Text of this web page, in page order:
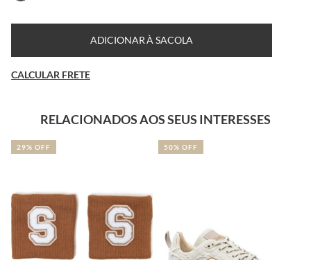
ADICIONAR À SACOLA
CALCULAR FRETE
RELACIONADOS AOS SEUS INTERESSES
29% OFF 50% OFF